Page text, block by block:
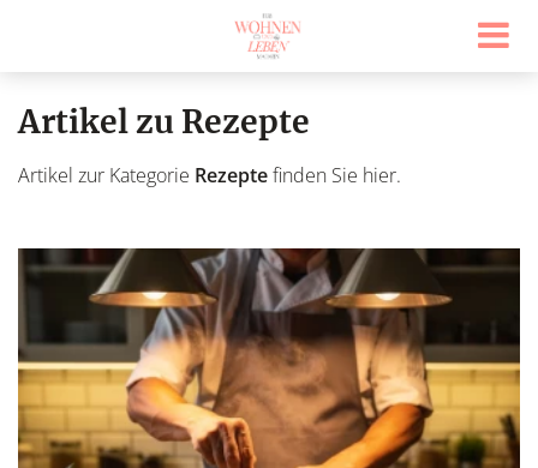
Artikel zu Rezepte
Artikel zur Kategorie Rezeptefinden Sie hier.